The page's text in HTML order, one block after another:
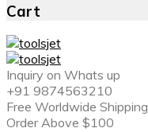
Cart
Inquiry on Whats up
+91 9874563210
Free Worldwide Shipping
Order Above $100